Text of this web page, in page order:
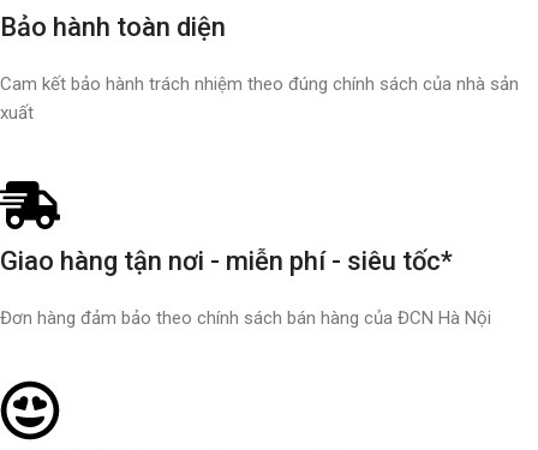
Bảo hành toàn diện
Cam kết bảo hành trách nhiệm theo đúng chính sách của nhà sản
xuất
Giao hàng tận nơi - miễn phí - siêu tốc*
Đơn hàng đảm bảo theo chính sách bán hàng của ĐCN Hà Nội